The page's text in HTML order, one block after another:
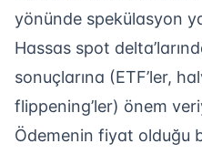
yönünde spekülasyon
Hassas spot
sonuçlarına (ETF’ler,
flippening’ler) önem
Ödemenin fiyat olduğu